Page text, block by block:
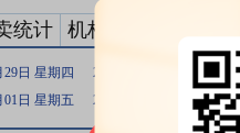
统计 机构买卖统计
29日 星期四 2023年06月20日 星期二
01日 星期五 2022年06月29日 星期三